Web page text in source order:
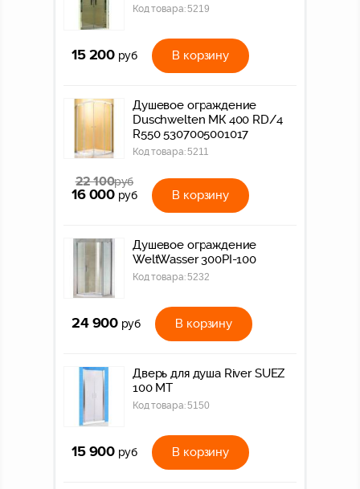
Код товара:5219
15 200 руб В корзину
Душевое ограждение
Duschwelten МК 400 RD/4
R550 5307005001017
Код товара:5211
22 100руб
16 000 руб В корзину
Душевое ограждение
WeltWasser 300PI-100
Код товара:5232
24 900 руб В корзину
Дверь для душа River SUEZ
100 МТ
Код товара:5150
15 900 руб В корзину